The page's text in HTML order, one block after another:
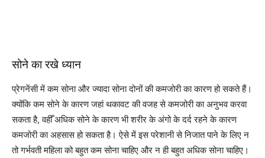
सोने का रखे ध्यान
प्रेगनेंसी में कम सोना और ज्यादा सोना दोनों की कमजोरी का कारण हो सकते हैं।
क्योंकि कम सोने के कारण जहां थकावट की वजह से कमजोरी का अनुभव करवा
सकता है, वहीँ अधिक सोने के कारण भी शरीर के अंगो के दर्द रहने के कारण
कमजोरी का अहसास हो सकता है। ऐसे में इस परेशानी से निजात पाने के लिए न
तो गर्भवती महिला को बहुत कम सोना चाहिए और न ही बहुत अधिक सोना चाहिए।